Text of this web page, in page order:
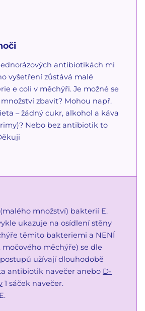
antibiotikách mi
vyšetření zůstává malé
e coli v měchýři. Je možné se
zbavit? Mohou např.
– žádný cukr, alkohol a káva
Nebo bez antibiotik to
množství) bakterií E.
ukazuje na osídlení stěny
těmito bakteriemi a NENÍ
měchýře) se dle
užívají dlouhodobě
antibiotik navečer anebo D-
1 sáček navečer.